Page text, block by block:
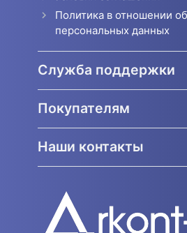
Политика в отношении
персональных данных
Служба поддержки
Покупателям
Наши контакты